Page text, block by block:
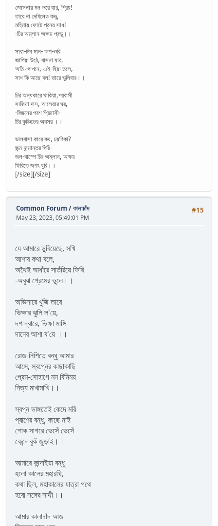
জোসনায় মন ভরে যার, প্রিয়!
তারে না দেখিলেও কভু,
মহিমায় ফোটে প্রনয় সাধ!
-চির অম্লান অক্ষয় প্রভূ্।।
সারা-দিন মান- ক্ষণ-ভরি
জাগিয়া উঠে, বাসনা যার,
অতি গোপনে,-এই-হিয়া তলে,
সাধ কি আছে বল! তারে ভুলিবার।।
চির অন্ধকারে থাকিয়া,পরবাসী
সাজিয়া দাস, আলেয়ার ঘর,
-বিজনের পরশ প্রিয়াসী-
চির কুঞ্চিতের অবসর ।।
ভালবাসা কারে কয়, চয়ণিকা?
জন্ম-জন্মান্তর গিরি-
জল-বাস্পে চির অম্লান, অক্ষয়
ফিরিতে জগৎ ঘুরি।।
[/size][/size]
#15
Common Forum /কালাচাঁদ
May 23, 2023, 05:49:01 PM
যে আমারে ডুবিয়েছে, সখি
আশার কথা বলে,
অথৈই আধাঁরে সাতঁরিয়ে ফিরি
-অবুঝ প্রেমের ভুলে।।
অভিসারে খুজি তারে
ভিক্ষার ঝুলি ল'য়ে,
দশ দ্বারে, ভিক্ষা মাঙ্গি
দানের আশা ব'য়ে ।।
রোজ নিশিতে বন্ধু আমার
আসে, স্বপ্নের কাছাকাছি
প্রেম-সোহাগে মন বিনিময়
নিত্য মাখামাখি।।
স্বপ্ন ভাঙ্গতেই কেদে মরি
প্রাণের বন্ধু, কাছে নাই
শোক সাগরে ভেসেঁ ভেসেঁ
কেন্দে বুকঁ জুড়াই।।
আমারে কান্দাইয়া বন্ধু
হলো কালের মহারথি,
কথা ছিল, মহাকালের যাত্রা পথে
হবো সঙ্গের সাথী।।
আমার কালাচাঁদ আজ